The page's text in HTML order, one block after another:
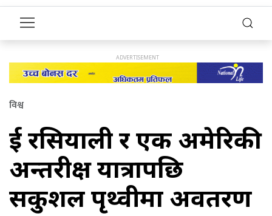
विश्व
दुई रसियाली र एक अमेरिकी
अन्तरीक्ष यात्रापछि
सकुशल पृथ्वीमा अवतरण